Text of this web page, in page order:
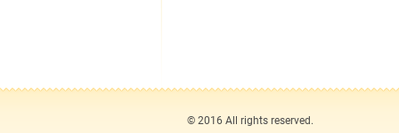
© 2016 All rights reserved.